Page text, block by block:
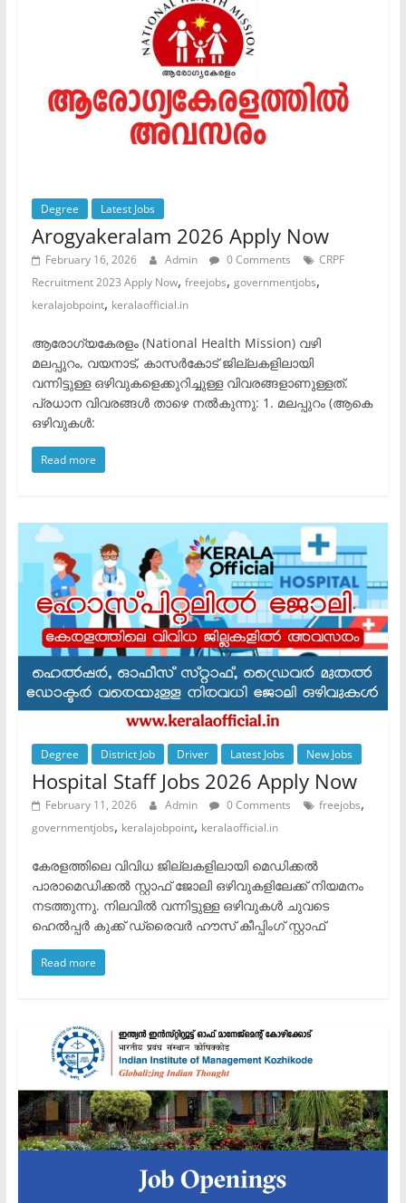
Degree Latest Jobs
Arogyakeralam 2026 Apply Now
February 16, 2026 Admin 0 Comments
CRPF
Recruitment 2023 Apply Now, freejobs, governmentjobs,
keralajobpoint, keralaofficial.in
ആരോഗ്യകേരളം (National Health Mission) വഴി
മലപ്പുറം, വയനാട്, കാസർകോട് ജില്ലകളിലായി
വന്നിട്ടുള്ള ഒഴിവുകളെക്കുറിച്ചുള്ള വിവരങ്ങളാണുള്ളത്. ​
പ്രധാന വിവരങ്ങൾ താഴെ നൽകുന്നു: ​1. മലപ്പുറം (ആകെ
ഒഴിവുകൾ:
Read more
Degree District Job Driver Latest Jobs New Jobs
Hospital Staff Jobs 2026 Apply Now
February 11, 2026 Admin 0 Comments freejobs,
governmentjobs, keralajobpoint, keralaofficial.in
കേരളത്തിലെ വിവിധ ജില്ലകളിലായി മെഡിക്കൽ
പാരാമെഡിക്കൽ സ്റ്റാഫ് ജോലി ഒഴിവുകളിലേക്ക് നിയമനം
നടത്തുന്നു. നിലവിൽ വന്നിട്ടുള്ള ഒഴിവുകൾ ചുവടെ
ഹെൽപ്പർ ​കുക്ക് ​ഡ്രൈവർ ​ഹൗസ് കീപ്പിംഗ് സ്റ്റാഫ്
Read more